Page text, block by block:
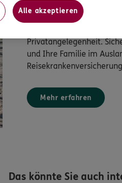
Im Ausland sind ärztliche
Medikamente oder gar ein
Privatangelegenheit.
und Ihre Familie im
Mehr erfahren
Das könnte Sie auch
Alle akzeptieren